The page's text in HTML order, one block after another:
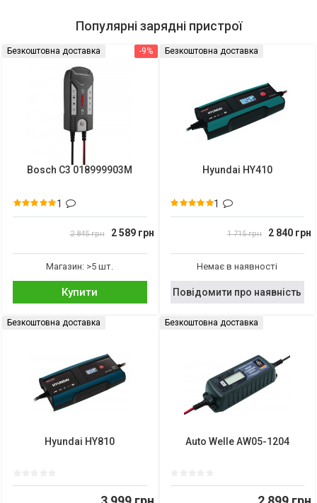
Популярні зарядні пристрої
-9%
Безкоштовна доставка
Bosch C3 018999903M
1
2 845 грн 2 589 грн
Магазин: >5 шт.
Купити
Безкоштовна доставка
Hyundai HY410
1
1 715 грн 2 840 грн
Немає в наявності
Повідомити про наявність
Безкоштовна доставка
Hyundai HY810
Безкоштовна доставка
Auto Welle AW05-1204